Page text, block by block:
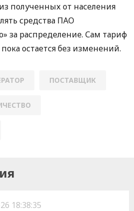
полученных от населения
средства ПАО
за распределение. Сам тариф
остается без изменений.
ПОСТАВЩИК
18:38:35